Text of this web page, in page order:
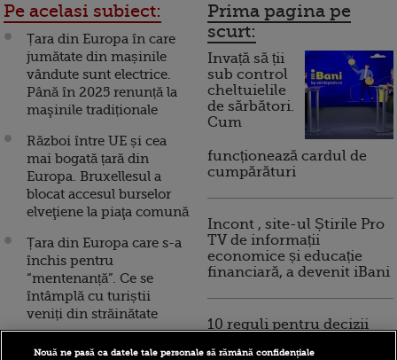
Pe acelasi subiect:
Țara din Europa în care
jumătate din mașinile
vândute sunt electrice.
Până în 2025 renunță la
maşinile tradiționale
Război între UE și cea
mai bogată țară din
Europa. Bruxellesul a
blocat accesul burselor
elveţiene la piaţa comună
Țara din Europa care s-a
închis pentru
“mentenanță”. Ce se
întâmplă cu turiștii
veniți din străinătate
Țara din Europa în care
Prima pagina pe
scurt:
Invață să ții
sub control
cheltuielile
de sărbători.
Cum
funcționează cardul de
cumpărături
Incont , site-ul Știrile Pro
TV de informații
economice și educație
financiară, a devenit iBani
10 reguli pentru decizii
Nouă ne pasă ca datele tale personale să rămână confidențiale